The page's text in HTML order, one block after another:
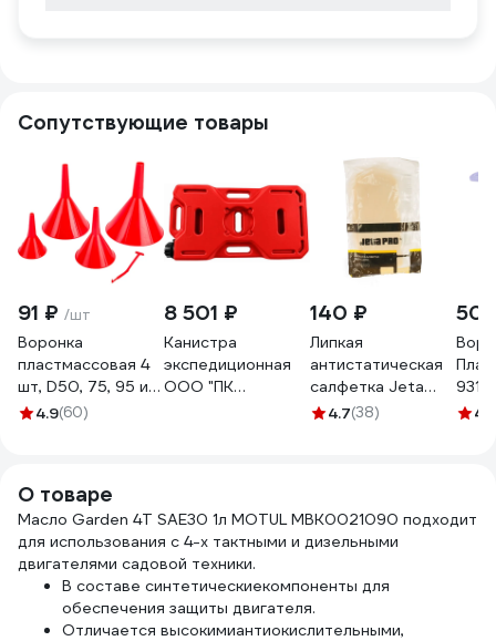
Сопутствующие товары
91 ₽ /шт
Воронка
пластмассовая 4
шт, D50, 75, 95 и
115 мм REDMARK
4.9(60)
8 501 ₽
Канистра
экспедиционная
ООО "ПК
140 ₽
Липкая
антистатическая
салфетка Jeta
PRO 5850100
4.7(38)
50
4.7
О товаре
Масло Garden 4T SAE30 1л MOTUL MBK0021090 подходит
для использования с 4-х тактными и дизельными
двигателями садовой техники.
В составе синтетическиекомпоненты для
обеспечения защиты двигателя.
Отличается высокимиантиокислительными,